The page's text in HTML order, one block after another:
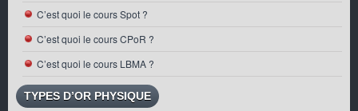
C’est quoi le cours Spot ?
C’est quoi le cours CPoR ?
C’est quoi le cours LBMA ?
TYPES D’OR PHYSIQUE